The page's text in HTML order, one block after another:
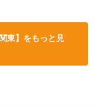
東】をもっと見